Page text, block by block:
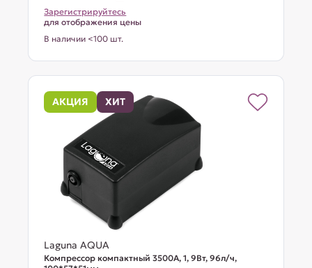
Зарегистрируйтесь
для отображения цены
В наличии <100 шт.
АКЦИЯ ХИТ
Laguna AQUA
Компрессор компактный 3500A, 1, 9Вт, 96л/ч,